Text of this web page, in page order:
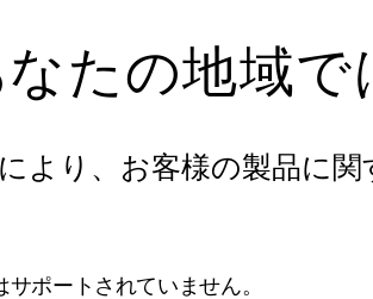
たの地域
より、お客様の製品に
ポートされていません。